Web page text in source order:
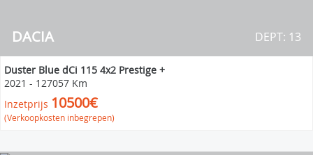
DACIA DEPT: 13
Duster Blue dCi 115 4x2 Prestige +
2021 - 127057 Km
Inzetprijs 10500€
(Verkoopkosten inbegrepen)